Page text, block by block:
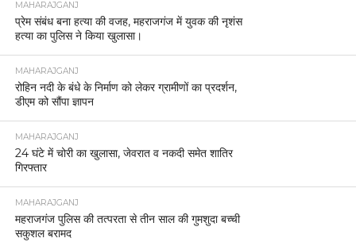
MAHARAJGANJ
प्रेम संबंध बना हत्या की वजह, महराजगंज में युवक की नृशंस
हत्या का पुलिस ने किया खुलासा।
MAHARAJGANJ
रोहिन नदी के बंधे के निर्माण को लेकर ग्रामीणों का प्रदर्शन,
डीएम को सौंपा ज्ञापन
MAHARAJGANJ
24 घंटे में चोरी का खुलासा, जेवरात व नकदी समेत शातिर
गिरफ्तार
MAHARAJGANJ
महराजगंज पुलिस की तत्परता से तीन साल की गुमशुदा बच्ची
सकुशल बरामद